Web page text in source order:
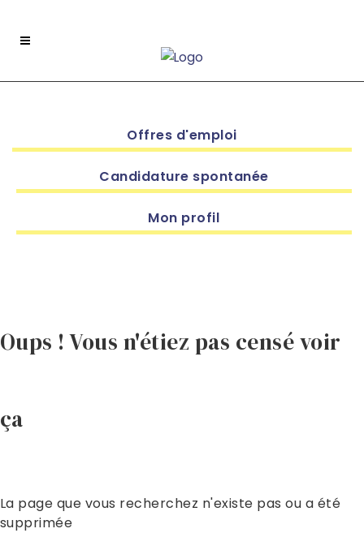
Offres d'emploi
Candidature spontanée
Mon profil
Oups ! Vous n'étiez pas censé voir
ça
La page que vous recherchez n'existe pas ou a été
supprimée